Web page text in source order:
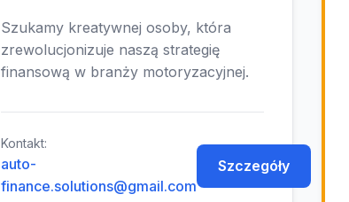
Szukamy kreatywnej osoby, która
zrewolucjonizuje naszą strategię
finansową w branży motoryzacyjnej.
Kontakt:
auto-
finance.solutions@gmail.com
Szczegóły